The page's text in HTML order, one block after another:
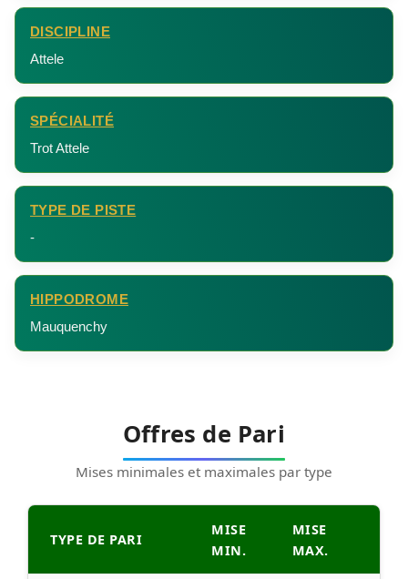
DISCIPLINE
Attele
SPÉCIALITÉ
Trot Attele
TYPE DE PISTE
-
HIPPODROME
Mauquenchy
Offres de Pari
Mises minimales et maximales par type
TYPE DE PARI
MISE
MIN.
MISE
MAX.